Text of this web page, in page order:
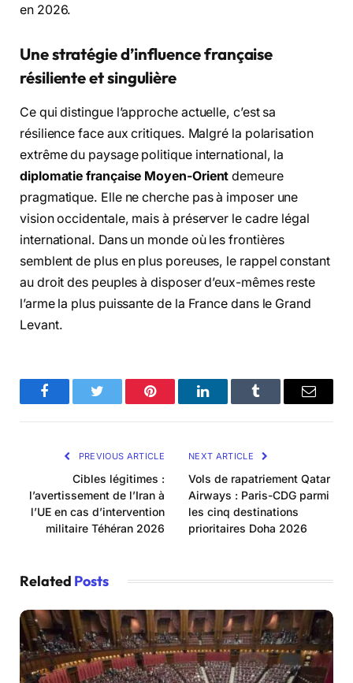
en 2026.
Une stratégie d’influence française
résiliente et singulière
Ce qui distingue l’approche actuelle, c’est sa
résilience face aux critiques. Malgré la polarisation
extrême du paysage politique international, la
diplomatie française Moyen-Orient demeure
pragmatique. Elle ne cherche pas à imposer une
vision occidentale, mais à préserver le cadre légal
international. Dans un monde où les frontières
semblent de plus en plus poreuses, le rappel constant
au droit des peuples à disposer d’eux-mêmes reste
l’arme la plus puissante de la France dans le Grand
Levant.
FacebookTwitter Pinterest LinkedInTumblr Email
PREVIOUS ARTICLE
Cibles légitimes :
l’avertissement de l’Iran à
l’UE en cas d’intervention
militaire Téhéran 2026
NEXT ARTICLE
Vols de rapatriement Qatar
Airways : Paris-CDG parmi
les cinq destinations
prioritaires Doha 2026
Related Posts